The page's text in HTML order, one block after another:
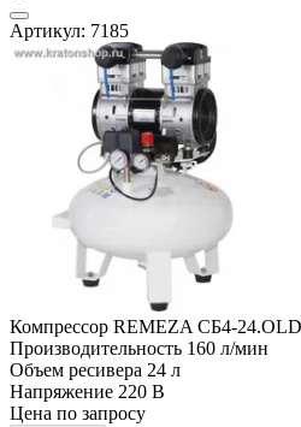
Артикул: 7185
Компрессор REMEZA СБ4-
Производительность 160 л/мин
Объем ресивера 24 л
Напряжение 220 В
Цена по запросу